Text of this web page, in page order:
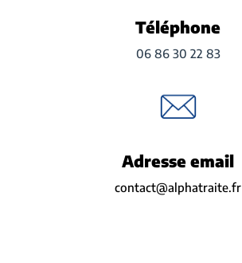
Téléphone
06 86 30 22 83
Adresse email
contact@alphatraite.fr